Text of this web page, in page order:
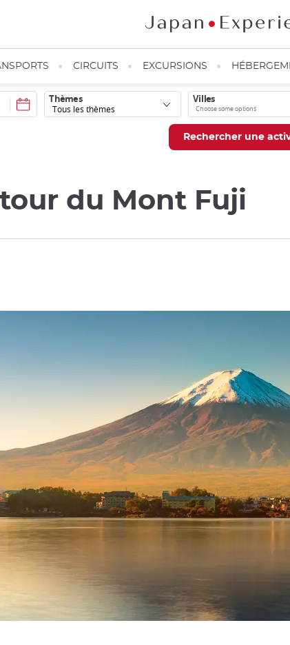
CIRCUITS EXCURSIONS
Thèmes Villes
du Mont Fuji